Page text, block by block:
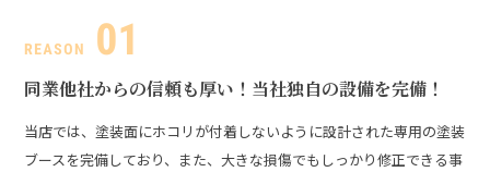
同業他社からの信頼も厚い！ 当社独自の設備を完備！
当店では、塗装面にホコリが付着しないように設計された専用の塗装
ブースを完備しており、また、大きな損傷でもしっかり修正できる事